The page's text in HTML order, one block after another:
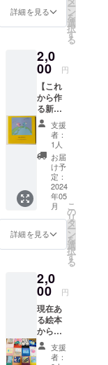
見本で
す。 サ
イズ
これか
ら作る
絵本。
音を通
して弦
の秘
密、こ
の世界
の神
秘・歴
史・祈
り・無
邪気な
世界を
描きま
す。 可
愛いル
お、楽
しみく
ださい
♬
詳細を見る ー
ン
を
選
択
す
る
2,0
00 円
【これ
から作
る新作
の絵
本 ル
ルとプ
カの不
思議な
物語
⑧ーお
めでと
うー】
写真は
見本で
す。 サ
イズ
可愛い
ルルと
プカ
が、お
めでと
う。
と、お
祝いし
支援
者：
1人
お届
け予
定：
2024
年05
月
詳細を見る
こ
の
リ
タ
ー
ン
を
選
択
す
る
2,0
00 円
現在あ
る絵本
から、
お好き
な一支援
者：